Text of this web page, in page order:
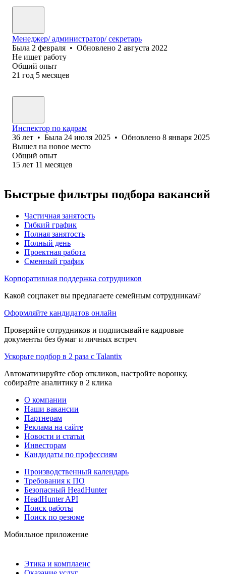
Менеджер/ администратор/ секретарь
Была 2 февраля • Обновлено 2 августа 2022
Не ищет работу
Общий опыт
21 год 5 месяцев
Инспектор по кадрам
36 лет • Была 24 июля 2025 • Обновлено 8 января 2025
Вышел на новое место
Общий опыт
15 лет 11 месяцев
Быстрые фильтры подбора вакансий
Частичная занятость
Гибкий график
Полная занятость
Полный день
Проектная работа
Сменный график
Корпоративная поддержка сотрудников
Какой соцпакет вы предлагаете семейным сотрудникам?
Оформляйте кандидатов онлайн
Проверяйте сотрудников и подписывайте кадровые
документы без бумаг и личных встреч
Ускорьте подбор в 2 раза с Talantix
Автоматизируйте сбор откликов, настройте воронку,
собирайте аналитику в 2 клика
О компании
Наши вакансии
Партнерам
Реклама на сайте
Новости и статьи
Инвесторам
Кандидаты по профессиям
Производственный календарь
Требования к ПО
Безопасный HeadHunter
HeadHunter API
Поиск работы
Поиск по резюме
Мобильное приложение
Этика и комплаенс